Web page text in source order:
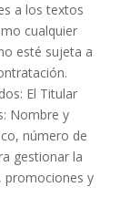
a los textos
cualquier
esté sujeta a
El Titular
Nombre y
número de
gestionar la
promociones y